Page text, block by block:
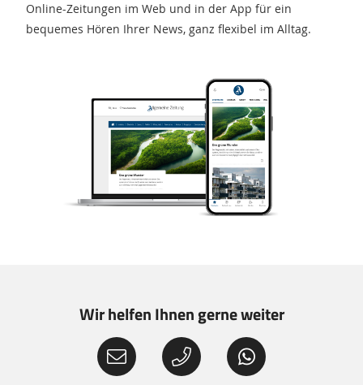
Online-Zeitungen im Web und in der App für ein
bequemes Hören Ihrer News, ganz flexibel im Alltag.
Wir helfen Ihnen gerne weiter